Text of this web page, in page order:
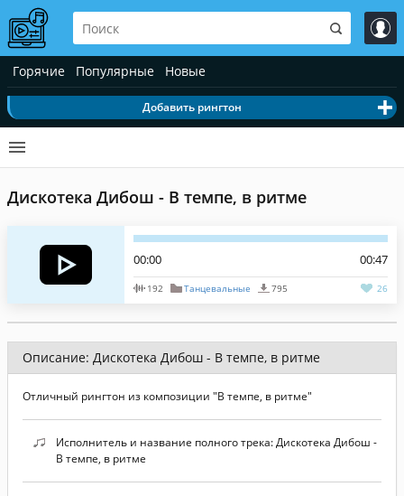
Горячие Популярные Новые
Добавить рингтон
Дискотека Дибош - В темпе, в ритме
00:00 00:47
192 Танцевальные 795 26
Описание: Дискотека Дибош - В темпе, в ритме
Отличный рингтон из композиции "В темпе, в ритме"
Исполнитель и название полного трека: Дискотека Дибош -
В темпе, в ритме